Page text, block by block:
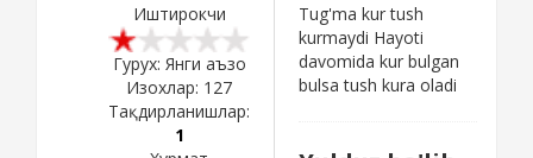
Иштирокчи
Гурух: Янги аъзо
Изохлар: 127
Тақдирланишлар:
1
Tug'ma kur tush
kurmaydi Hayoti
davomida kur bulgan
bulsa tush kura oladi